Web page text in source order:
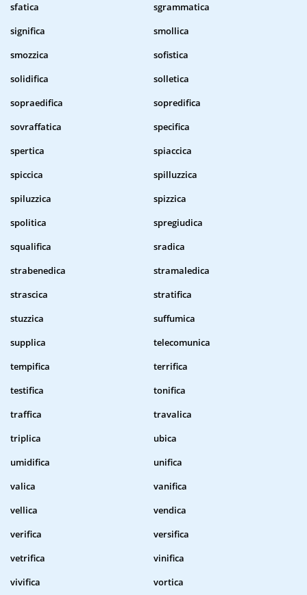
sfatica
sgrammatica
significa
smollica
smozzica
sofistica
solidifica
solletica
sopraedifica
sopredifica
sovraffatica
specifica
spertica
spiaccica
spiccica
spilluzzica
spiluzzica
spizzica
spolitica
spregiudica
squalifica
sradica
strabenedica
stramaledica
strascica
stratifica
stuzzica
suffumica
supplica
telecomunica
tempifica
terrifica
testifica
tonifica
traffica
travalica
triplica
ubica
umidifica
unifica
valica
vanifica
vellica
vendica
verifica
versifica
vetrifica
vinifica
vivifica
vortica